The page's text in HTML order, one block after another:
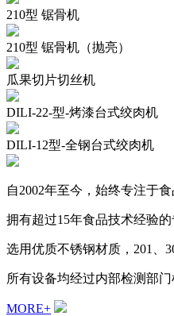
210型 锯骨机
210型 锯骨机（抛亮）
瓜果切片切丝机
DILI-22-型-烤漆台式绞肉机
DILI-12型-全钢台式绞肉机
自2002年至今，始终专注于
拥有超过15年食品技术经验的
选用优质不锈钢材质，201、
所有设备均经过内部检测部
MORE+